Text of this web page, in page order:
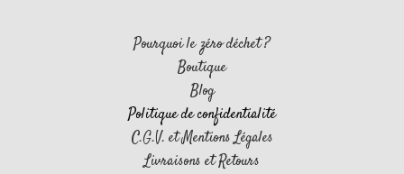
Pourquoi le zéro déchet ?
Boutique
Blog
Politique de confidentialité
C.G.V. et Mentions Légales
Livraisons et Retours